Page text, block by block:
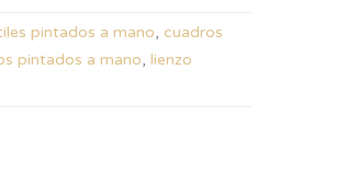
pintados a mano,cuadros
pintados a mano,lienzo